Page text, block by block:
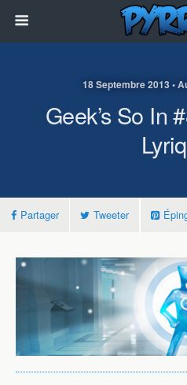
18 Septembre 2013 •
Geek’s So In
Partager Tweeter